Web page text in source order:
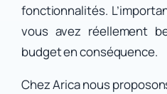
fonctionnalités.
vous avez réellement
budget en conséquence.
Chez Arica nous